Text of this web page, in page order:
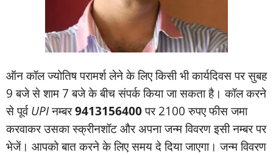
ऑन कॉल ज्‍योतिष परामर्श लेने के लिए किसी भी कार्यदिवस पर सुबह
9 बजे से शाम 7 बजे के बीच संपर्क किया जा सकता है। कॉल करने
से पूर्वUPIनम्‍बर9413156400पर 2100 रुपए फीस जमा
करवाकर उसका स्‍क्रीनशॉट और अपना जन्‍म विवरण इसी नम्‍बर पर
भेजें। आपको बात करने के लिए समय दे दिया जाएगा। जन्‍म विवरण